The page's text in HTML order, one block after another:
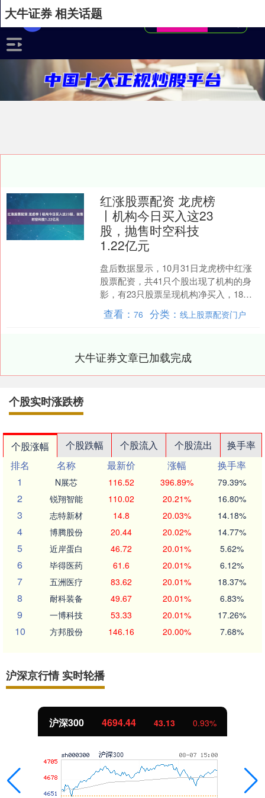
大牛证券 相关话题
红涨股票配资 龙虎榜
丨机构今日买入这23
股，抛售时空科技
1.22亿元
盘后数据显示，10月31日龙虎榜中红涨
股票配资，共41只个股出现了机构的身
影，有23只股票呈现机构净买入，18只
股票呈现机构净卖出。 当天机构净买入
前三的股票分....
查看：76 分类：线上股票配资门户
大牛证券文章已加载完成
个股实时涨跌榜
个股涨幅 个股跌幅 个股流入 个股流出
换手率
排名
名称 最新价 涨幅
换手率
1
N展芯 116.52 396.89% 79.39%
2 锐翔智能 110.02 20.21% 16.80%
3 志特新材 14.8 20.03% 14.18%
4 博腾股份 20.44 20.02% 14.77%
5 近岸蛋白 46.72 20.01% 5.62%
6 毕得医药 61.6 20.01% 6.12%
7 五洲医疗 83.62 20.01% 18.37%
8 耐科装备 49.67 20.01% 6.83%
9 一博科技 53.33 20.01% 17.26%
10 方邦股份 146.16 20.00% 7.68%
沪深京行情 实时轮播
0.93% 北证50 1134.24